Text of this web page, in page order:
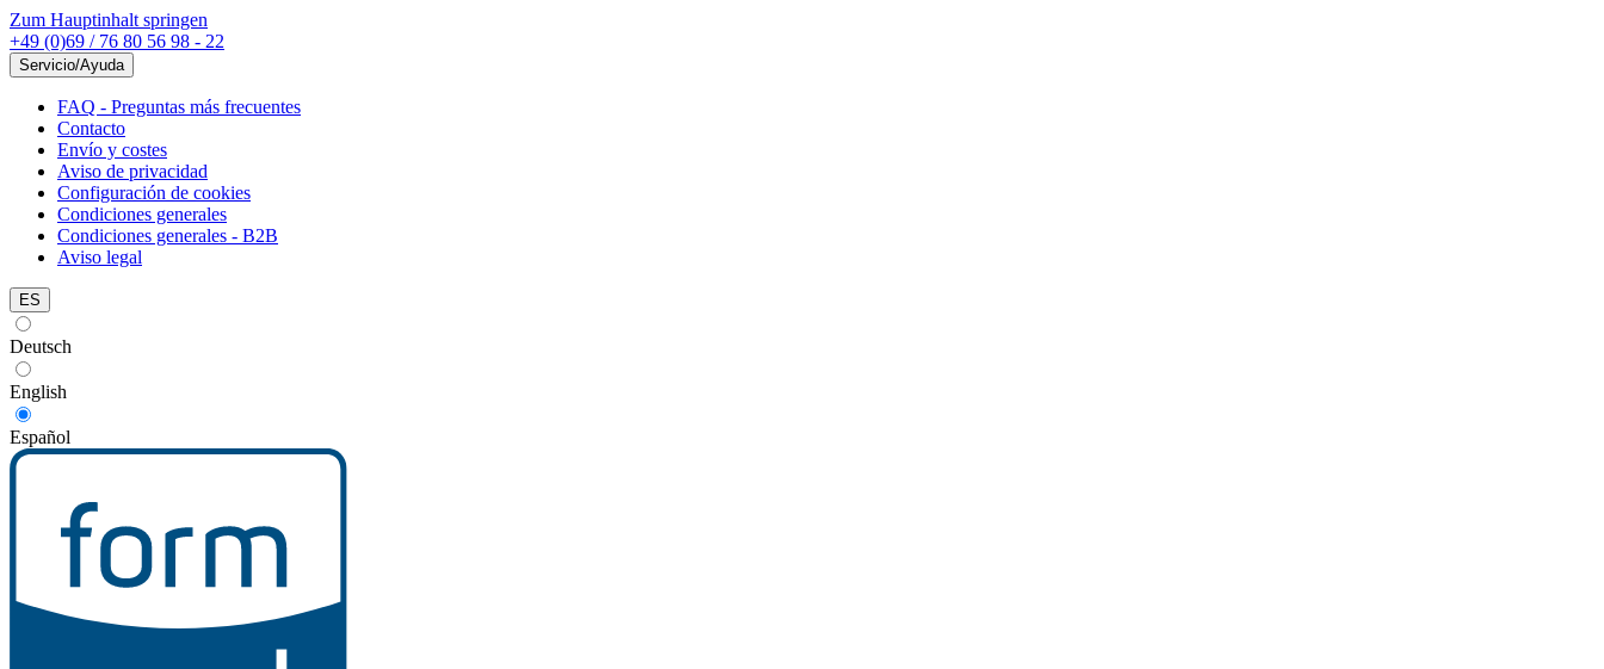
Zum Hauptinhalt springen
+49 (0)69 / 76 80 56 98 - 22
Servicio/Ayuda
FAQ - Preguntas más frecuentes
Contacto
Envío y costes
Aviso de privacidad
Configuración de cookies
Condiciones generales
Condiciones generales - B2B
Aviso legal
ES
Deutsch
English
Español